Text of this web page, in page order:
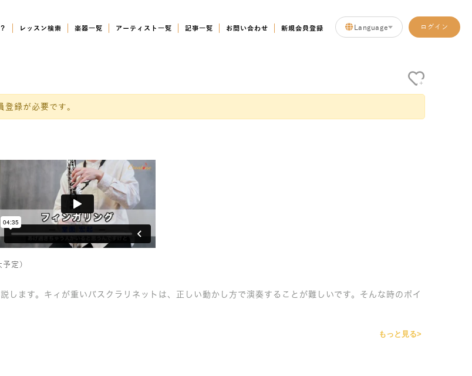
レッスン検索 楽器一覧 アーティスト一覧 記事一覧 お問い合わせ 新規会員登録 Language ログイン
録が必要です。
+
定）
します。キィが重いバスクラリネットは、正しい動かし方で演奏することが難しいです。そんな時のポイ
もっと見る>